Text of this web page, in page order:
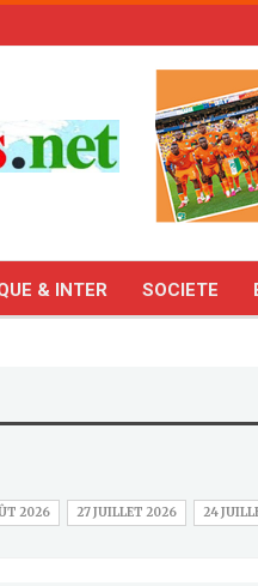
& INTER SOCIETE
2026 27 JUILLET 2026 24